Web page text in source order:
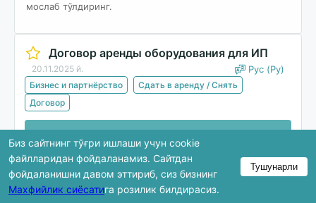
мослаб тўлдиринг.
Договор аренды оборудования для ИП
20.11.2025 й. Рус (Ру)
Бизнес и партнёрство
Сдать в аренду / Снять
Договор
Кўриб чиқишда ҳужжатнинг фақат бир қисми
Биз сайтнинг тўғри ишлаши учун cookie
файлларидан фойдаланамиз. Сайтдан
фойдаланишни давом эттириб, сиз бизнинг
Махфийлик сиёсатига розилик билдирасиз.
Тушунарли